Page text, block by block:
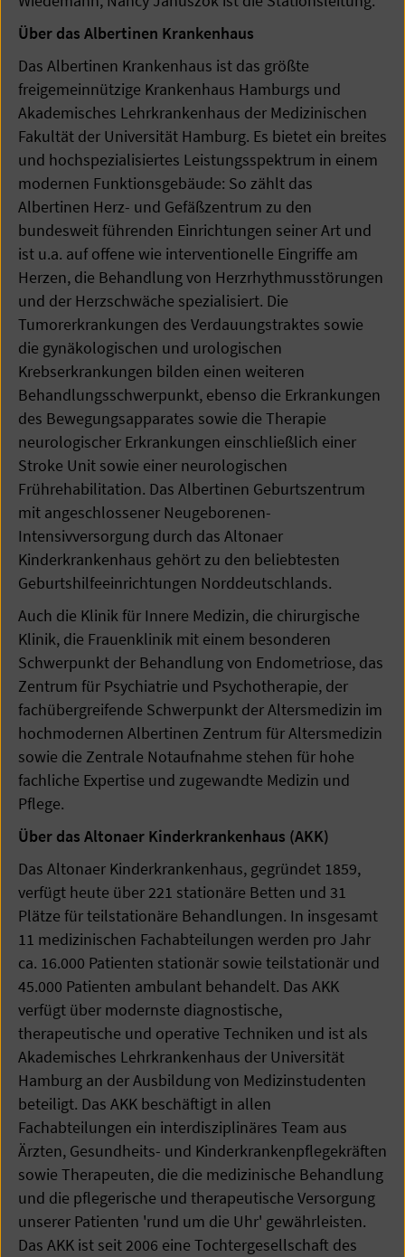
Über das Albertinen Krankenhaus
Das Albertinen Krankenhaus ist das größte
freigemeinnützige Krankenhaus Hamburgs und
Akademisches Lehrkrankenhaus der Medizinischen
Fakultät der Universität Hamburg. Es bietet ein breites
und hochspezialisiertes Leistungsspektrum in einem
modernen Funktionsgebäude: So zählt das
Albertinen Herz- und Gefäßzentrum zu den
bundesweit führenden Einrichtungen seiner Art und
ist u.a. auf offene wie interventionelle Eingriffe am
Herzen, die Behandlung von Herzrhythmusstörungen
und der Herzschwäche spezialisiert. Die
Tumorerkrankungen des Verdauungstraktes sowie
die gynäkologischen und urologischen
Krebserkrankungen bilden einen weiteren
Behandlungsschwerpunkt, ebenso die Erkrankungen
des Bewegungsapparates sowie die Therapie
neurologischer Erkrankungen einschließlich einer
Stroke Unit sowie einer neurologischen
Frührehabilitation. Das Albertinen Geburtszentrum
mit angeschlossener Neugeborenen-
Intensivversorgung durch das Altonaer
Kinderkrankenhaus gehört zu den beliebtesten
Geburtshilfeeinrichtungen Norddeutschlands.
Auch die Klinik für Innere Medizin, die chirurgische
Klinik, die Frauenklinik mit einem besonderen
Schwerpunkt der Behandlung von Endometriose, das
Zentrum für Psychiatrie und Psychotherapie, der
fachübergreifende Schwerpunkt der Altersmedizin im
hochmodernen Albertinen Zentrum für Altersmedizin
sowie die Zentrale Notaufnahme stehen für hohe
fachliche Expertise und zugewandte Medizin und
Pflege.
Über das Altonaer Kinderkrankenhaus (AKK)
Das Altonaer Kinderkrankenhaus, gegründet 1859,
verfügt heute über 221 stationäre Betten und 31
Plätze für teilstationäre Behandlungen. In insgesamt
11 medizinischen Fachabteilungen werden pro Jahr
ca. 16.000 Patienten stationär sowie teilstationär und
45.000 Patienten ambulant behandelt. Das AKK
verfügt über modernste diagnostische,
therapeutische und operative Techniken und ist als
Akademisches Lehrkrankenhaus der Universität
Hamburg an der Ausbildung von Medizinstudenten
beteiligt. Das AKK beschäftigt in allen
Fachabteilungen ein interdisziplinäres Team aus
Ärzten, Gesundheits- und Kinderkrankenpflegekräften
sowie Therapeuten, die die medizinische Behandlung
und die pflegerische und therapeutische Versorgung
unserer Patienten 'rund um die Uhr' gewährleisten.
Das AKK ist seit 2006 eine Tochtergesellschaft des